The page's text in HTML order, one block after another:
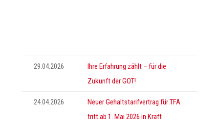
29.04.2026
Ihre Erfahrung zählt – für die
Zukunft der GOT!
24.04.2026
Neuer Gehaltstarifvertrag für TFA
tritt ab 1. Mai 2026 in Kraft